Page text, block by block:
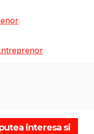
interesa si